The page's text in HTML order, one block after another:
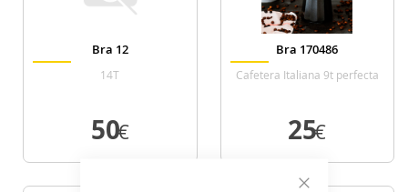
Bra 12
14T
50
€
Bra 170486
Cafetera Italiana 9t perfecta
VER DETALLE
25
€